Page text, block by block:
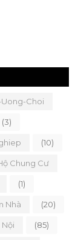
Choi
(3)
(10)
Chung Cư
(1)
Nhà (20)
(85)